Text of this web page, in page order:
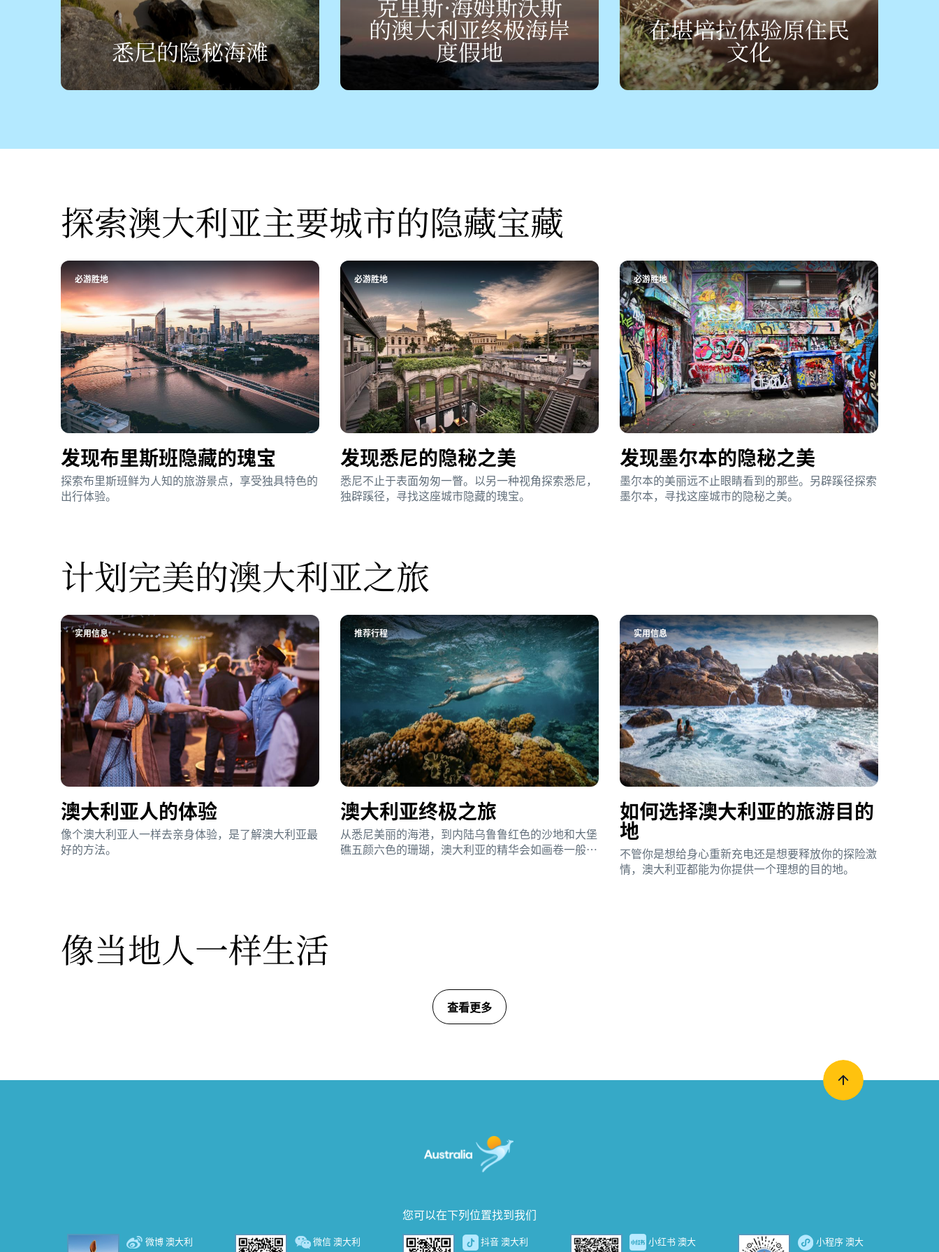
悉尼的隐秘海滩
的澳大利亚终极海岸
度假地
在堪培拉体验原住民
文化
探索澳大利亚主要城市的隐藏宝藏
必游胜地
发现布里斯班隐藏的瑰宝
探索布里斯班鲜为人知的旅游景点，享受独具特色的
出行体验。
必游胜地
发现悉尼的隐秘之美
悉尼不止于表面匆匆一瞥。以另一种视角探索悉尼，
独辟蹊径，寻找这座城市隐藏的瑰宝。
必游胜地
发现墨尔本的隐秘之美
墨尔本的美丽远不止眼睛看到的那些。另辟蹊径探索
墨尔本，寻找这座城市的隐秘之美。
计划完美的澳大利亚之旅
实用信息
澳大利亚人的体验
像个澳大利亚人一样去亲身体验，是了解澳大利亚最
好的方法。
推荐行程
澳大利亚终极之旅
从悉尼美丽的海港，到内陆乌鲁鲁红色的沙地和大堡
礁五颜六色的珊瑚，澳大利亚的精华会如画卷一般，
实用信息
如何选择澳大利亚的旅游目的
地
不管你是想给身心重新充电还是想要释放你的探险激
情，澳大利亚都能为你提供一个理想的目的地。
像当地人一样生活
查看更多
您可以在下列位置找到我们
微博 澳大利
微信 澳大利
抖音 澳大利
小红书 澳大
小程序 澳大